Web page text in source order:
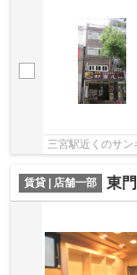
三宮駅近くのサン
賃貸 | 店舗一部 東